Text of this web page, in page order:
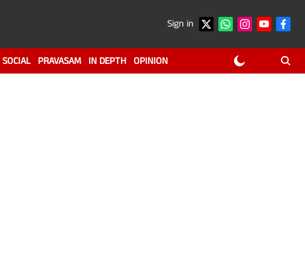
Sign in
SOCIAL PRAVASAM IN DEPTH OPINION